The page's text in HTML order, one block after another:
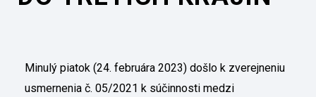
Minulý piatok (24. februára 2023) došlo k zverejneniu
usmernenia č. 05/2021 k súčinnosti medzi